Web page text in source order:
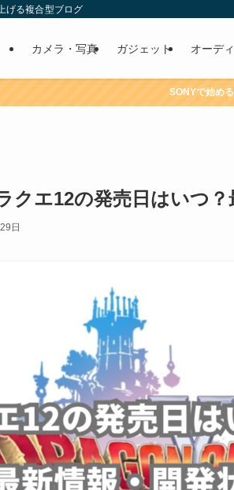
げる複合型ブログ
カメラ・写真 ガジェット オーデ
SONYで始め
クエ12の発売日はいつ
日